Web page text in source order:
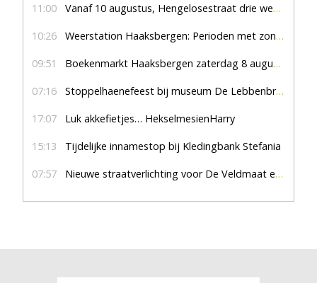
11:00 Vanaf 10 augustus, Hengelosestraat drie weken dicht voor doorgaand verkeer
10:26 Weerstation Haaksbergen: Perioden met zon en droog
09:51 Boekenmarkt Haaksbergen zaterdag 8 augustus, marktplein Haaksbergen
07:16 Stoppelhaenefeest bij museum De Lebbenbrugge
17:07 Luk akkefietjes… HekselmesienHarry
15:13 Tijdelijke innamestop bij Kledingbank Stefania
07:57 Nieuwe straatverlichting voor De Veldmaat en De Pas